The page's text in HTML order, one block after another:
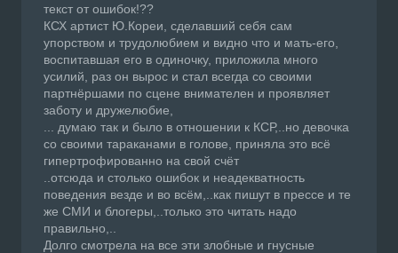
текст от ошибок!??
КСХ артист Ю.Кореи, сделавший себя сам
упорством и трудолюбием и видно что и мать-его,
воспитавшая его в одиночку, приложила много
усилий, раз он вырос и стал всегда со своими
партнёршами по сцене внимателен и проявляет
заботу и дружелюбие,
... думаю так и было в отношении к КСР,..но девочка
со своими тараканами в голове, приняла это всё
гипертрофированно на свой счёт
..отсюда и столько ошибок и неадекватность
поведения везде и во всём,..как пишут в прессе и те
же СМИ и блогеры,..только это читать надо
правильно,..
Долго смотрела на все эти злобные и гнусные